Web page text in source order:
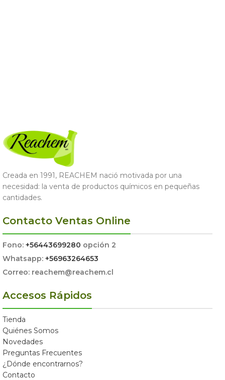
Creada en 1991, REACHEM nació motivada por una
necesidad: la venta de productos químicos en pequeñas
cantidades.
Contacto Ventas Online
Fono: +56443699280 opción 2
Whatsapp: +56963264653
Correo: reachem@reachem.cl
Accesos Rápidos
Tienda
Quiénes Somos
Novedades
Preguntas Frecuentes
¿Dónde encontrarnos?
Contacto